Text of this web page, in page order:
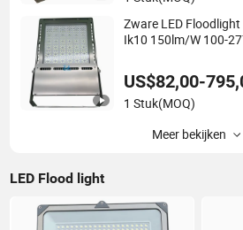
Zware LED
Ik10 150lm/W 100-
beveiliging en
US$82,00-
1 Stuk(MOQ)
Meer bekijken
LED Flood light